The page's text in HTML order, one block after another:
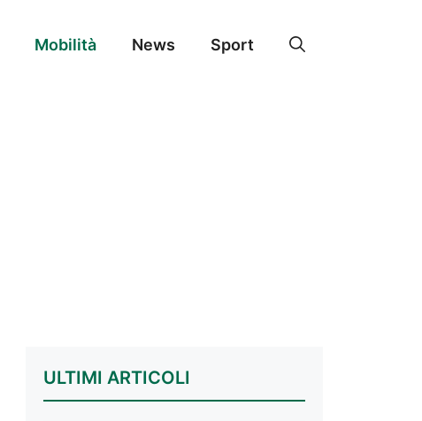
Mobilità News Sport
ULTIMI ARTICOLI